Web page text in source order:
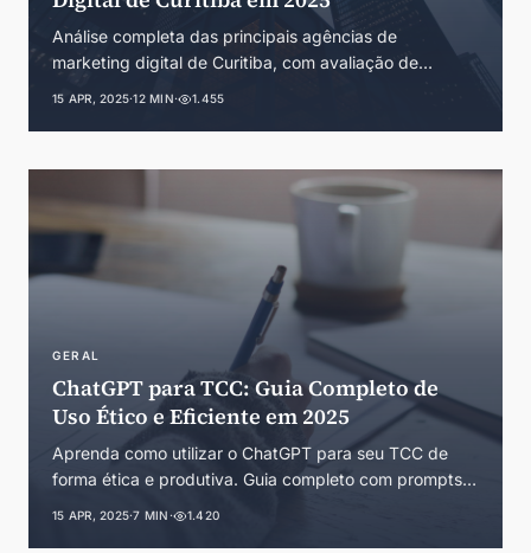
Análise completa das principais agências de
marketing digital de Curitiba, com avaliação de
15 APR, 2025·12 MIN· 1.455
GERAL
ChatGPT para TCC: Guia Completo de
Uso Ético e Eficiente em 2025
Aprenda como utilizar o ChatGPT para seu TCC de
forma ética e produtiva. Guia completo com prompts,
15 APR, 2025·7 MIN · 1.420